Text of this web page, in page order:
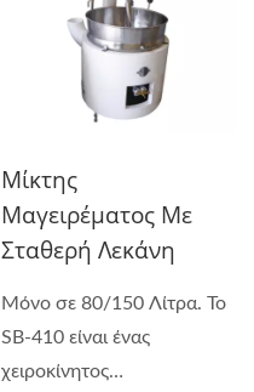
Μίκτης
Μαγειρέματος Με
Σταθερή Λεκάνη
Μόνο σε 80/150 Λίτρα. Το
SB-410 είναι ένας
χειροκίνητος